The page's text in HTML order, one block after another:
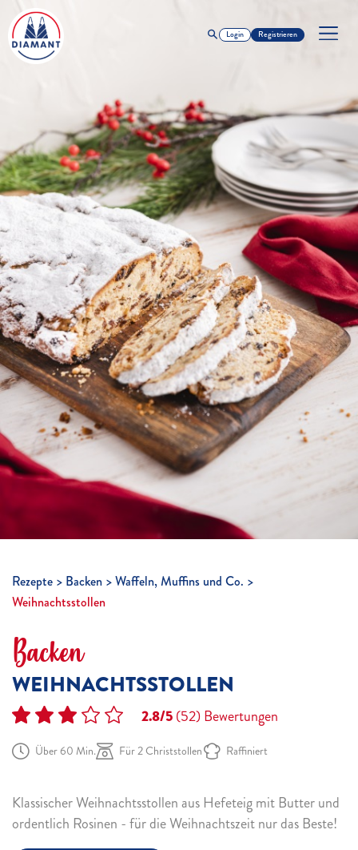
Login Registrieren
Rezepte Backen
Waffeln, Muffins und Co.
Weihnachtsstollen
Backen
WEIHNACHTSSTOLLEN
2.8/5(52)Bewertungen
Über 60 Min. Für 2 Christstollen Raffiniert
Klassischer Weihnachtsstollen aus Hefeteig mit Butter und
ordentlich Rosinen - für die Weihnachtszeit nur das Beste!